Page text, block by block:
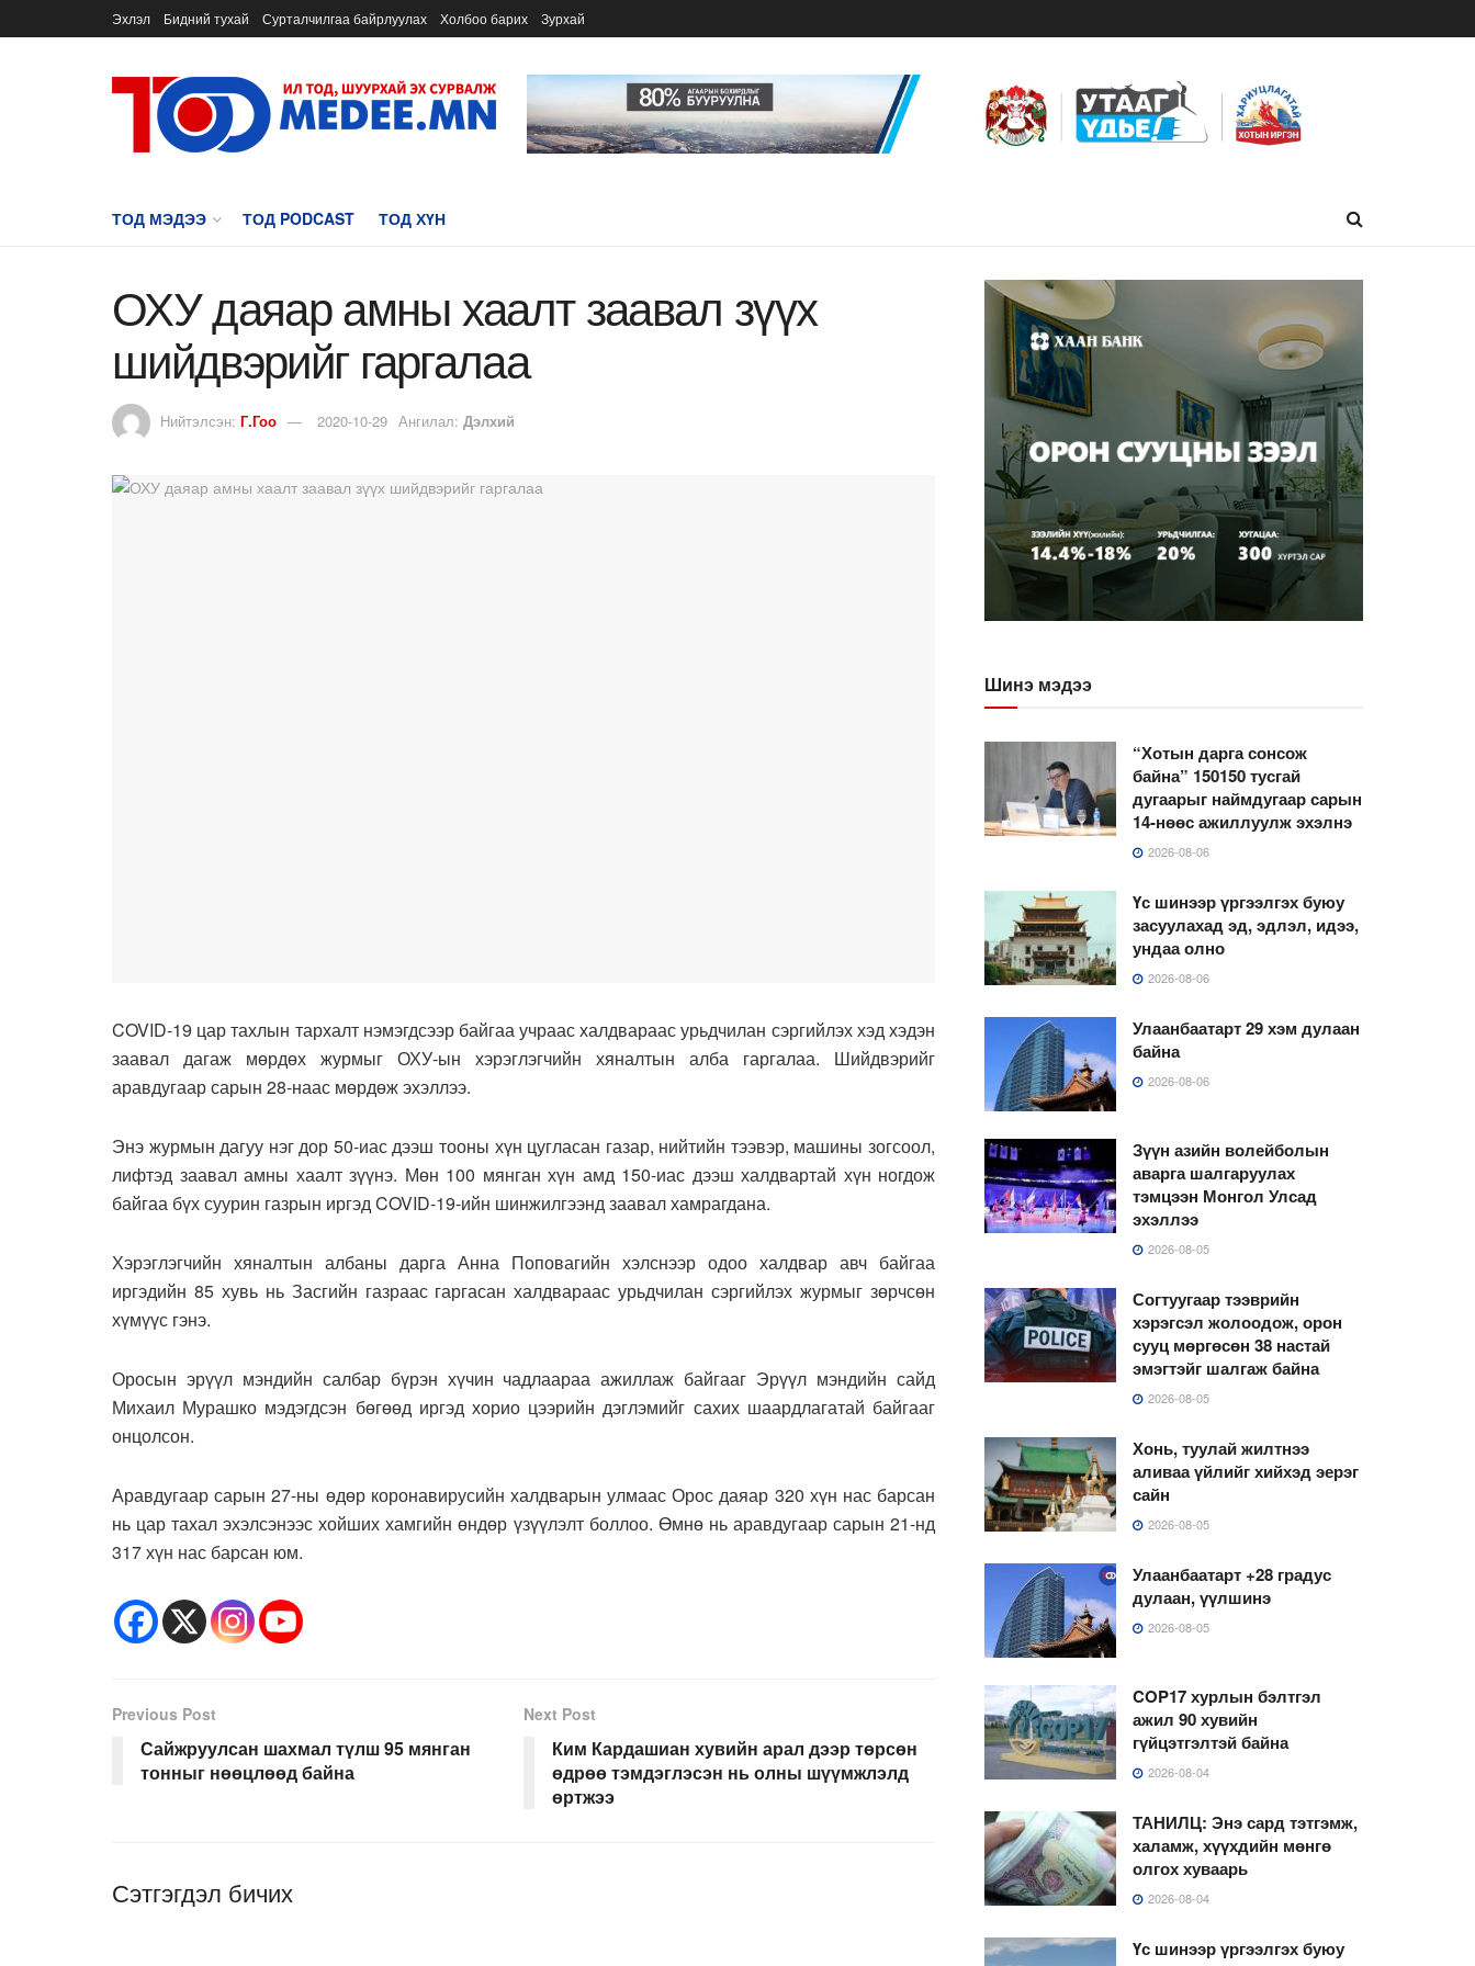
Эхлэл Бидний тухай Сурталчилгаа байрлуулах Холбоо барих Зурхай
ТОД МЭДЭЭ ТОД PODCAST ТОД ХҮН
ОХУ даяар амны хаалт заавал зүүх
шийдвэрийг гаргалаа
Нийтэлсэн: Г.Гоо 2020-10-29 Ангилал: Дэлхий
COVID-19 цар тахлын тархалт нэмэгдсээр байгаа учраас халдвараас урьдчилан сэргийлэх хэд хэдэн
заавал дагаж мөрдөх журмыг ОХУ-ын хэрэглэгчийн хяналтын алба гаргалаа. Шийдвэрийг
аравдугаар сарын 28-наас мөрдөж эхэллээ.
Энэ журмын дагуу нэг дор 50-иас дээш тооны хүн цугласан газар, нийтийн тээвэр, машины зогсоол,
лифтэд заавал амны хаалт зүүнэ. Мөн 100 мянган хүн амд 150-иас дээш халдвартай хүн ногдож
байгаа бүх суурин газрын иргэд COVID-19-ийн шинжилгээнд заавал хамрагдана.
Хэрэглэгчийн хяналтын албаны дарга Анна Поповагийн хэлснээр одоо халдвар авч байгаа
иргэдийн 85 хувь нь Засгийн газраас гаргасан халдвараас урьдчилан сэргийлэх журмыг зөрчсөн
хүмүүс гэнэ.
Оросын эрүүл мэндийн салбар бүрэн хүчин чадлаараа ажиллаж байгааг Эрүүл мэндийн сайд
Михаил Мурашко мэдэгдсэн бөгөөд иргэд хорио цээрийн дэглэмийг сахих шаардлагатай байгааг
онцолсон.
Аравдугаар сарын 27-ны өдөр коронавирусийн халдварын улмаас Орос даяар 320 хүн нас барсан
нь цар тахал эхэлсэнээс хойших хамгийн өндөр үзүүлэлт боллоо. Өмнө нь аравдугаар сарын 21-нд
317 хүн нас барсан юм.
Previous Post
Сайжруулсан шахмал түлш 95 мянган
тонныг нөөцлөөд байна
Next Post
Ким Кардашиан хувийн арал дээр төрсөн
өдрөө тэмдэглэсэн нь олны шүүмжлэлд
өртжээ
Сэтгэгдэл бичих
Шинэ мэдээ
“Хотын дарга сонсож
байна” 150150 тусгай
дугаарыг наймдугаар сарын
14-нөөс ажиллуулж эхэлнэ
2026-08-06
Үс шинээр үргээлгэх буюу
засуулахад эд, эдлэл, идээ,
ундаа олно
2026-08-06
Улаанбаатарт 29 хэм дулаан
байна
2026-08-06
Зүүн азийн волейболын
аварга шалгаруулах
тэмцээн Монгол Улсад
эхэллээ
2026-08-05
Согтуугаар тээврийн
хэрэгсэл жолоодож, орон
сууц мөргөсөн 38 настай
эмэгтэйг шалгаж байна
2026-08-05
Хонь, туулай жилтнээ
аливаа үйлийг хийхэд эерэг
сайн
2026-08-05
Улаанбаатарт +28 градус
дулаан, үүлшинэ
2026-08-05
COP17 хурлын бэлтгэл
ажил 90 хувийн
гүйцэтгэлтэй байна
2026-08-04
ТАНИЛЦ: Энэ сард тэтгэмж,
халамж, хүүхдийн мөнгө
олгох хуваарь
2026-08-04
Үс шинээр үргээлгэх буюу